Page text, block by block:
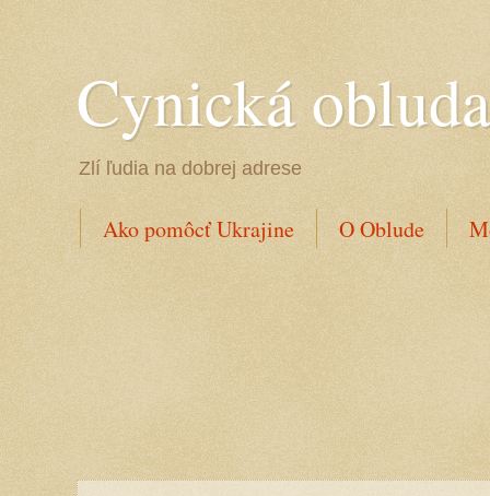
Cynická obluda
Zlí ľudia na dobrej adrese
Ako pomôcť Ukrajine O Oblude